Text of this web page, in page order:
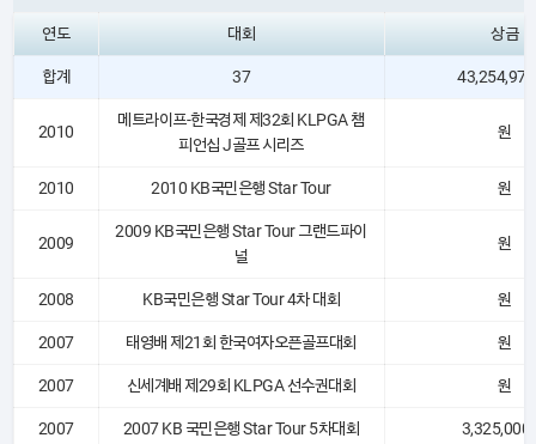
연도 대회 상금
합계 37 43,254,971
2010
메트라이프-한국경제 제32회 KLPGA 챔
피언십 J골프 시리즈
원
2010 2010 KB국민은행 Star Tour 원
2009
2009 KB국민은행 Star Tour 그랜드파이
널
원
2008 KB국민은행 Star Tour 4차 대회 원
2007 태영배 제21회 한국여자오픈골프대회 원
2007 신세계배 제29회 KLPGA 선수권대회 원
2007 2007 KB 국민은행 Star Tour 5차대회 3,325,000